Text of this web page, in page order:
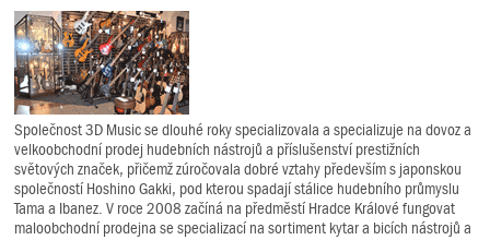
Společnost 3D Music se dlouhé roky specializovala a specializuje na dovoz a
velkoobchodní prodej hudebních nástrojů a příslušenství prestižních
světových značek, přičemž zúročovala dobré vztahy především s japonskou
společností Hoshino Gakki, pod kterou spadají stálice hudebního průmyslu
Tama a Ibanez. V roce 2008 začíná na předměstí Hradce Králové fungovat
maloobchodní prodejna se specializací na sortiment kytar a bicích nástrojů a